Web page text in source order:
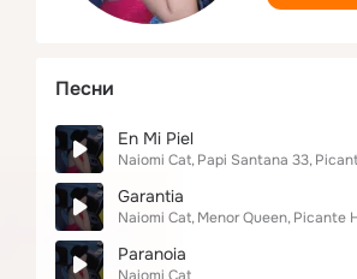
Песни
En Mi Piel
Naiomi Cat Papi Santana 33
Garantia
Naiomi Cat Menor Queen Picante
Paranoia